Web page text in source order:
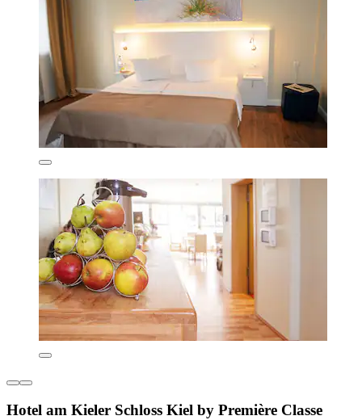
Hotel am Kieler Schloss Kiel by Première Classe